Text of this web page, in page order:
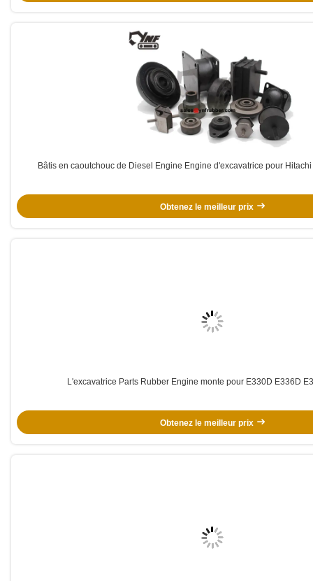
Bâtis en caoutchouc de Diesel Engine Engine d'excavatrice pour
Obtenez le meilleur prix
L'excavatrice Parts Rubber Engine monte pour E330D E336D
Obtenez le meilleur prix